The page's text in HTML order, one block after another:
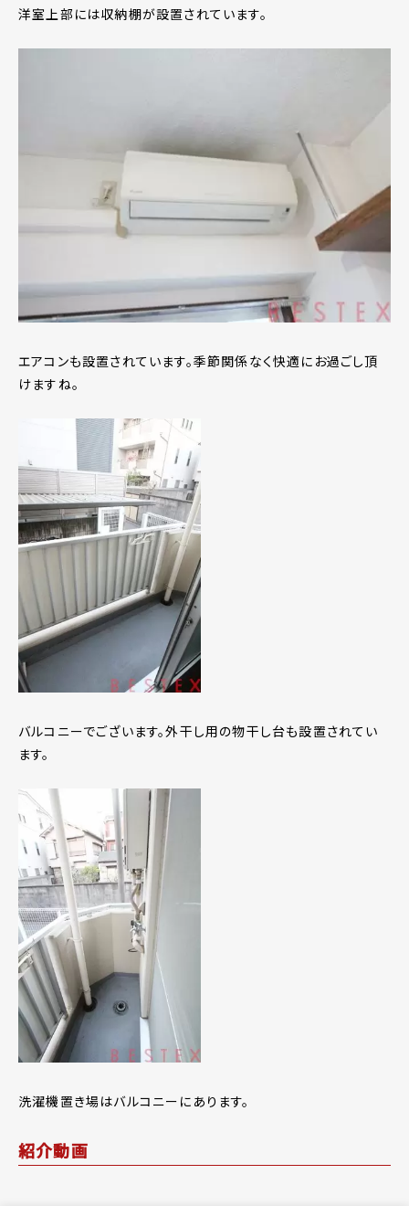
洋室上部には収納棚が設置されています。
エアコンも設置されています。季節関係なく快適にお過ごし頂
けますね。
バルコニーでございます。外干し用の物干し台も設置されてい
ます。
洗濯機置き場はバルコニーにあります。
紹介動画